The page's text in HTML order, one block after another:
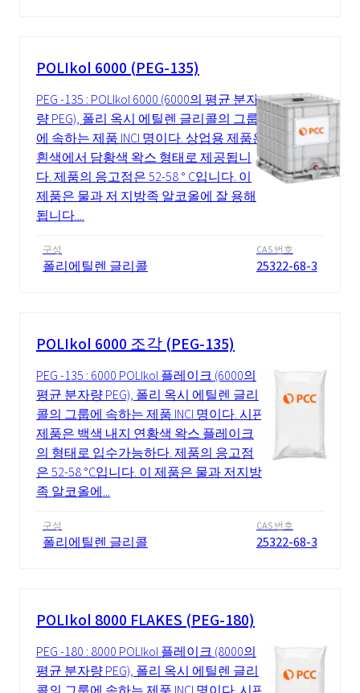
POLIkol 6000 (PEG-135)
PEG -135 : POLIkol 6000 (6000의 평균 분자
량 PEG), 폴리 옥시 에틸렌 글리콜의 그룹
에 속하는 제품 INCI 명이다. 상업용 제품은
흰색에서 담황색 왁스 형태로 제공됩니
다. 제품의 응고점은 52-58 ° C입니다. 이
제품은 물과 저 지방족 알코올에 잘 용해
됩니다....
구성
폴리에틸렌 글리콜
CAS 번호
25322-68-3
POLIkol 6000 조각 (PEG-135)
PEG -135 : 6000 POLIkol 플레이크 (6000의
평균 분자량 PEG), 폴리 옥시 에틸렌 글리
콜의 그룹에 속하는 제품 INCI 명이다. 시판
제품은 백색 내지 연황색 왁스 플레이크
의 형태로 입수가능하다. 제품의 응고점
은 52-58 °C입니다. 이 제품은 물과 저지방
족 알코올에...
구성
폴리에틸렌 글리콜
CAS 번호
25322-68-3
POLIkol 8000 FLAKES (PEG-180)
PEG -180 : 8000 POLIkol 플레이크 (8000의
평균 분자량 PEG), 폴리 옥시 에틸렌 글리